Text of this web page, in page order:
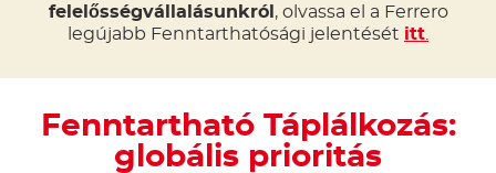
felelősségvállalásunkról , olvassa el a Ferrero
legújabb Fenntarthatósági jelentését itt
Fenntartható Táplálkozás:
globális prioritás